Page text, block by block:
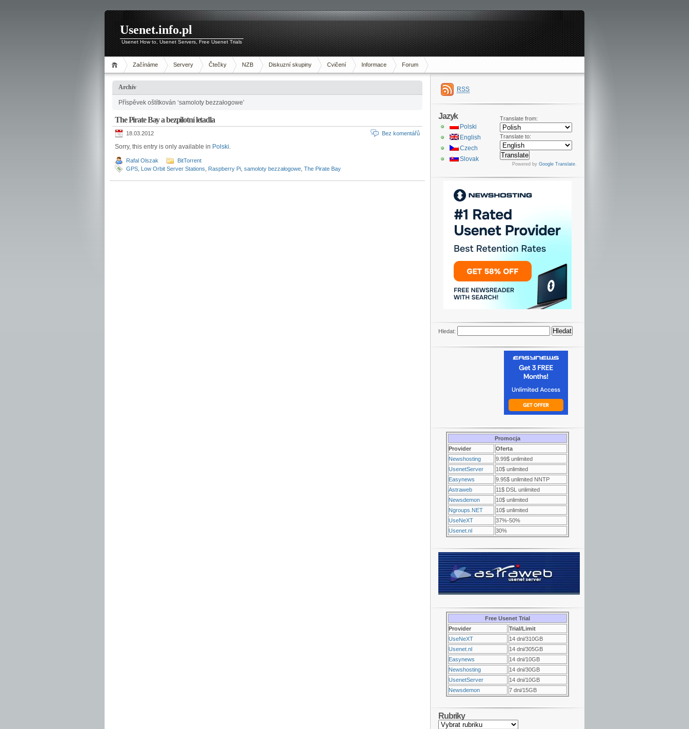
Usenet.info.pl
Usenet How to, Usenet Servers, Free Usenet Trials
Začínáme Servery Čtečky NZB Diskuzní skupiny Cvičení Informace Forum
Archív
Příspěvek oštítkován ‘samoloty bezzałogowe’
The Pirate Bay a bezpilotní letadla
18.03.2012 Bez komentářů
Sorry, this entry is only available in Polski.
Rafal Olszak
BitTorrent
GPS Low Orbit Server Stations Raspberry Pi samoloty bezzałogowe The Pirate Bay
RSS
Translate from:
Translate to:
Powered by Google Translate.
Jazyk
Polski
English
Czech
Slovak
Hledat:
Promocja
Provider
Oferta
Newshosting
9.99$ unlimited
UsenetServer
10$ unlimited
Easynews
9.95$ unlimited NNTP
Astraweb
11$ DSL unlimited
Newsdemon
10$ unlimited
Ngroups.NET
10$ unlimited
UseNeXT
37%-50%
Usenet.nl
30%
Free Usenet Trial
Provider
Trial/Limit
UseNeXT
14 dni/310GB
Usenet.nl
14 dni/305GB
Easynews
14 dni/10GB
Newshosting
14 dni/30GB
UsenetServer
14 dni/10GB
Newsdemon
7 dni/15GB
Rubriky